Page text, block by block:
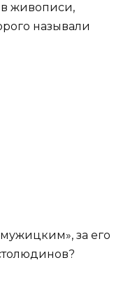
в живописи,
называли
за его